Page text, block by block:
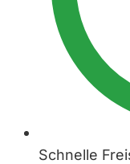
Schnelle